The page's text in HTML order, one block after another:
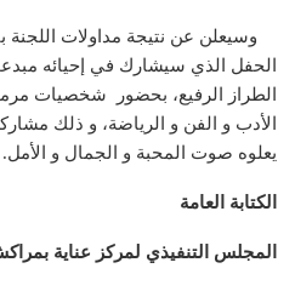
وسيعلن عن نتيجة مداولات اللجنة
الحفل الذي سيشارك في إحيائه
الطراز الرفيع، بحضور شخصيات
الأدب و الفن و الرياضة، و ذلك
يعلوه صوت المحبة و الجمال و الأمل.
الكتابة العامة
المجلس التنفيذي لمركز عناية